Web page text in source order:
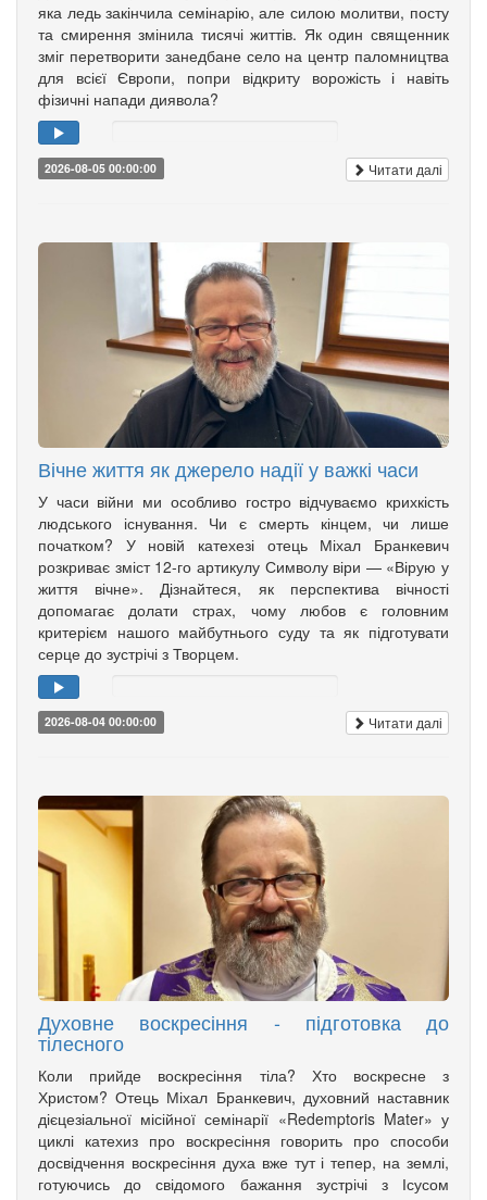
яка ледь закінчила семінарію, але силою молитви, посту
та смирення змінила тисячі життів. Як один священник
зміг перетворити занедбане село на центр паломництва
для всієї Європи, попри відкриту ворожість і навіть
фізичні напади диявола?
2026-08-05 00:00:00 Читати далі
Вічне життя як джерело надії у важкі часи
У часи війни ми особливо гостро відчуваємо крихкість
людського існування. Чи є смерть кінцем, чи лише
початком? У новій катехезі отець Міхал Бранкевич
розкриває зміст 12-го артикулу Символу віри — «Вірую у
життя вічне». Дізнайтеся, як перспектива вічності
допомагає долати страх, чому любов є головним
критерієм нашого майбутнього суду та як підготувати
серце до зустрічі з Творцем.
2026-08-04 00:00:00 Читати далі
Духовне воскресіння - підготовка до
тілесного
Коли прийде воскресіння тіла? Хто воскресне з
Христом? Отець Міхал Бранкевич, духовний наставник
дієцезіальної місійної семінарії «Redemptoris Mater» у
циклі катехиз про воскресіння говорить про способи
досвідчення воскресіння духа вже тут і тепер, на землі,
готуючись до свідомого бажання зустрічі з Ісусом